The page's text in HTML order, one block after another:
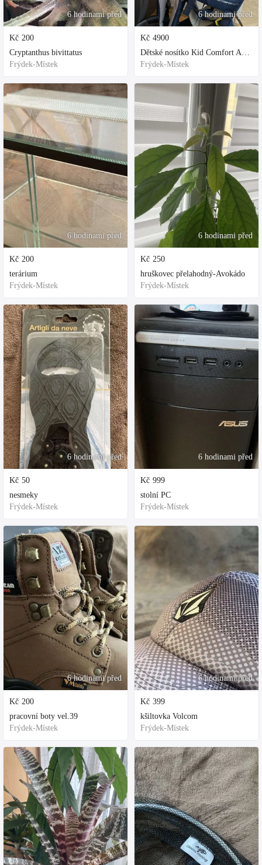
6 hodinami před
Kč 200
Cryptanthus bivittatus
Frýdek-Místek
6 hodinami před
Kč 200
terárium
Frýdek-Místek
6 hodinami před
Kč 50
nesmeky
Frýdek-Místek
6 hodinami před
Kč 200
pracovní boty vel.39
Frýdek-Místek
6 hodinami před
Kč 4900
Dětské nosítko Kid Comfort Active
Frýdek-Místek
6 hodinami před
Kč 250
hruškovec přelahodný-Avokádo
Frýdek-Místek
6 hodinami před
Kč 999
stolní PC
Frýdek-Místek
6 hodinami před
Kč 399
kšiltovka Volcom
Frýdek-Místek